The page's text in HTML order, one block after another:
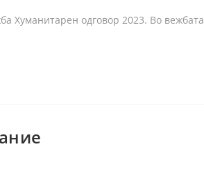
Хуманитарен одговор 2023. Во вежбата